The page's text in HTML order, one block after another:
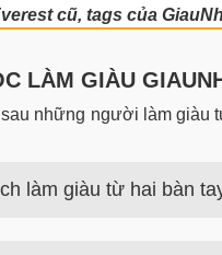
cũ, tags của
LÀM GIÀU
những người làm giàu
làm giàu từ hai bàn